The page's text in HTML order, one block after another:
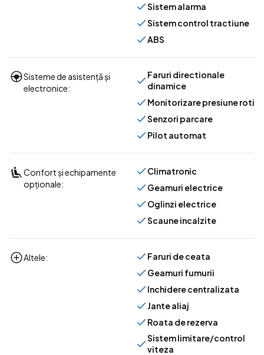
Sistem alarma
Sistem control tractiune
ABS
Sisteme de asistență și
electronice:
Faruri directionale
dinamice
Monitorizare presiune roti
Senzori parcare
Pilot automat
Confort și echipamente
opționale:
Climatronic
Geamuri electrice
Oglinzi electrice
Scaune incalzite
Altele:
Faruri de ceata
Geamuri fumurii
Inchidere centralizata
Jante aliaj
Roata de rezerva
Sistem limitare/control
viteza